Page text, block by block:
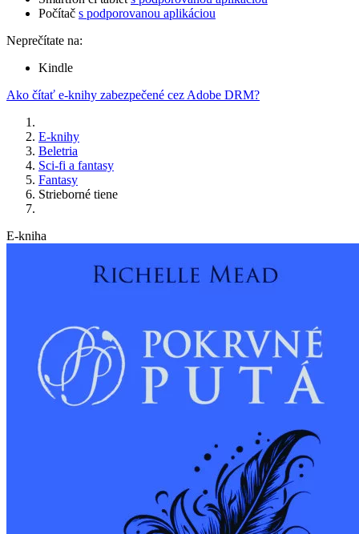
Počítač s podporovanou aplikáciou
Neprečítate na:
Kindle
Ako čítať e-knihy zabezpečené cez Adobe DRM?
E-knihy
Beletria
Sci-fi a fantasy
Fantasy
Strieborné tiene
E-kniha